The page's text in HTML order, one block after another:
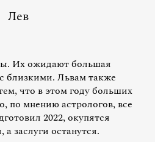
Лев
Их ожидают большая
близкими. Львам также
что в этом году больших
по мнению астрологов, все
2022, окупятся
заслуги останутся.